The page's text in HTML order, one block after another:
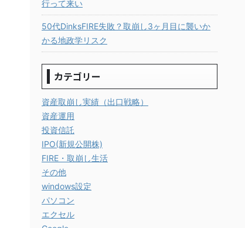
行って来い
50代DinksFIRE失敗？取崩し3ヶ月目に襲いか
かる地政学リスク
カテゴリー
資産取崩し実績（出口戦略）
資産運用
投資信託
IPO(新規公開株)
FIRE・取崩し生活
その他
windows設定
パソコン
エクセル